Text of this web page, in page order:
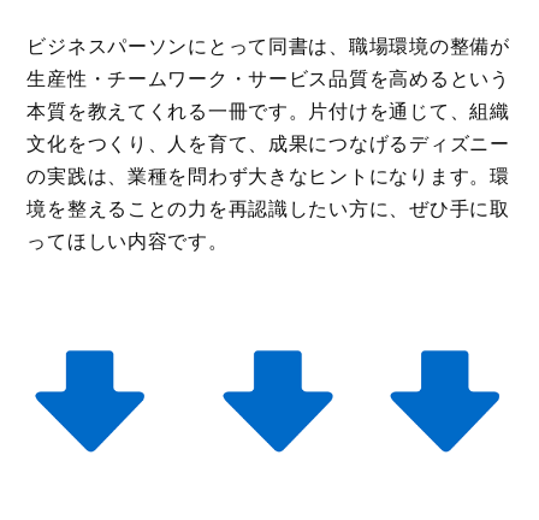
ビジネスパーソンにとって同書は、職場環境の整備が
生産性・チームワーク・サービス品質を高めるという
本質を教えてくれる一冊です。片付けを通じて、組織
文化をつくり、人を育て、成果につなげるディズニー
の実践は、業種を問わず大きなヒントになります。環
境を整えることの力を再認識したい方に、ぜひ手に取
ってほしい内容です。